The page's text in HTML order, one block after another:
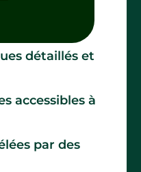
détaillés et
accessibles à
par des